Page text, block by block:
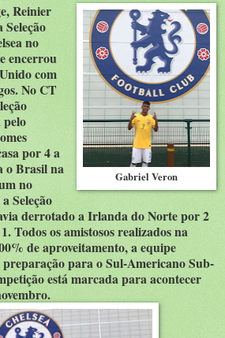
Gabriel Veron
Reinier
no
encerrou
com
No CT
por 4 a
o Brasil na
no
Seleção
derrotado a Irlanda do Norte por 2
Todos os amistosos realizados na
de aproveitamento, a equipe
preparação para o Sul-Americano Sub-
está marcada para acontecer